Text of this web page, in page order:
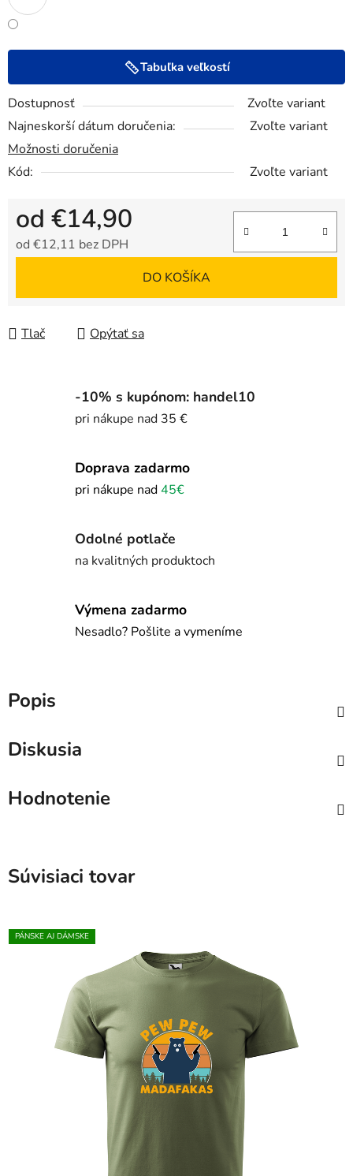
Tabuľka veľkostí
Dostupnosť
Zvoľte variant
Najneskorší dátum doručenia:
Zvoľte variant
Možnosti doručenia
Kód:
Zvoľte variant
od €14,90
od €12,11 bez DPH
DO KOŠÍKA
Tlač Opýtať sa
-10% s kupónom: handel10
pri nákupe nad 35 €
Doprava zadarmo
pri nákupe nad45€
Odolné potlače
na kvalitných produktoch
Výmena zadarmo
Nesadlo? Pošlite a vymeníme
Popis
Diskusia
Hodnotenie
Súvisiaci tovar
PÁNSKE AJ DÁMSKE